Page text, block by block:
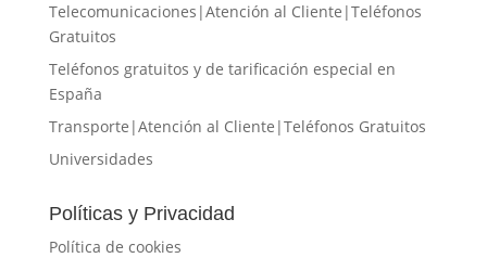
Telecomunicaciones|Atención al Cliente|Teléfonos
Gratuitos
Teléfonos gratuitos y de tarificación especial en
España
Transporte|Atención al Cliente|Teléfonos Gratuitos
Universidades
Políticas y Privacidad
Política de cookies